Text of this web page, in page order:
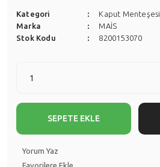
Kategori
Kaput Menteşesi
Marka
MAİS
Stok Kodu
8200153070
SEPETE EKLE
Yorum Yaz